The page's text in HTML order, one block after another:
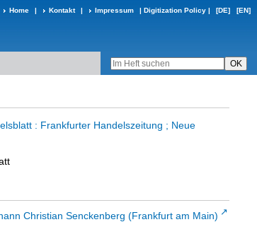
Home | Kontakt | Impressum | Digitization Policy | [DE] [EN]
: Frankfurter Handelszeitung ; Neue
Christian Senckenberg (Frankfurt am Main)